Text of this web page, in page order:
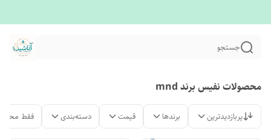
جستجو
محصولات نفیس برند mnd
پربازدیدترین برندها قیمت دسته‌بندی فقط